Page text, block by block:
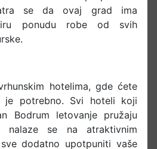
se da ovaj grad ima
ponudu robe od svih
hotelima, gde ćete
potrebno. Svi hoteli koji
Bodrum letovanje pružaju
nalaze se na atraktivnim
dodatno upotpuniti vaše